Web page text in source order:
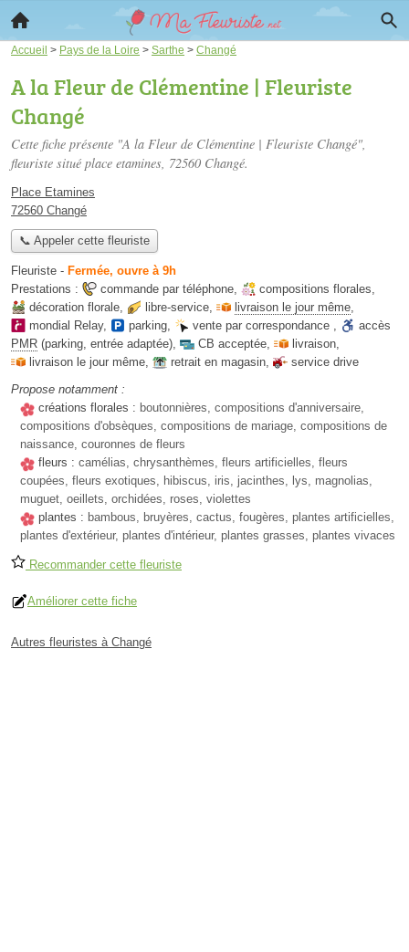
Accueil > Pays de la Loire > Sarthe > Changé
A la Fleur de Clémentine | Fleuriste
Changé
Cette fiche présente "A la Fleur de Clémentine | Fleuriste Changé",
fleuriste situé place etamines, 72560 Changé.
Place Etamines
72560 Changé
📞 Appeler cette fleuriste
Fleuriste - Fermée, ouvre à 9h
Prestations :
commande par téléphone, compositions florales,
décoration florale, libre-service, livraison le jour même,
mondial Relay, parking, vente par correspondance ,
accès
PMR (parking, entrée adaptée), CB acceptée, livraison,
livraison le jour même, retrait en magasin,
service drive
Propose notamment :
créations florales : boutonnières, compositions d'anniversaire,
compositions d'obsèques, compositions de mariage, compositions de
naissance, couronnes de fleurs
fleurs : camélias, chrysanthèmes, fleurs artificielles, fleurs
coupées, fleurs exotiques, hibiscus, iris, jacinthes, lys, magnolias,
muguet, oeillets, orchidées, roses, violettes
plantes : bambous, bruyères, cactus, fougères, plantes artificielles,
plantes d'extérieur, plantes d'intérieur, plantes grasses, plantes vivaces
Recommander cette fleuriste
Améliorer cette fiche
Autres fleuristes à Changé